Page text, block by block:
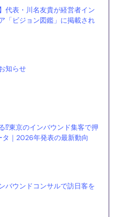
代表・川名友貴が経営者イン
「ビジョン図鑑」に掲載され
知らせ
⁉東京のインバウンド集客で押
タ｜2026年発表の最新動向
バウンドコンサルで訪日客を